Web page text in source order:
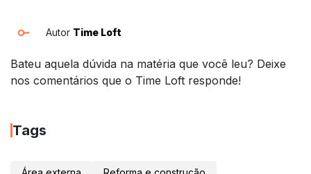
Autor Time Loft
Bateu aquela dúvida na matéria que você leu? Deixe
nos comentários que o Time Loft responde!
Tags